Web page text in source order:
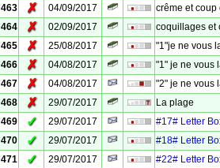
463
✗ 04/09/2017
crême et coup
464
✗ 02/09/2017
coquillages et
465
✗ 25/08/2017
"1"je ne vous
466
✗ 04/08/2017
"1" je ne vous
467
✗ 04/08/2017
"2" je ne vous
468
✗ 29/07/2017
La plage
469
✓ 29/07/2017
#17# Letter
470
✓ 29/07/2017
#18# Letter
471
✓ 29/07/2017
#22# Letter